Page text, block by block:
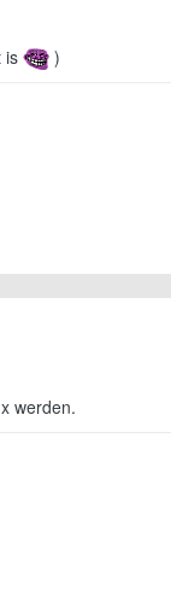
is )
werden.